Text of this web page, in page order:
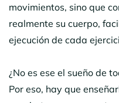
movimientos, sino que
realmente su cuerpo,
ejecución de cada
¿No es ese el sueño de
Por eso, hay que